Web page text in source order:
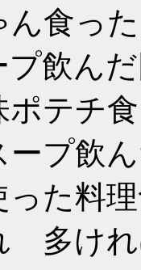
ん食っ
プ飲ん
ポテチ
ープ飲
った料
多け